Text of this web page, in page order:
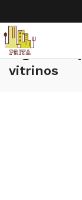
Ingridientų
vitrinos